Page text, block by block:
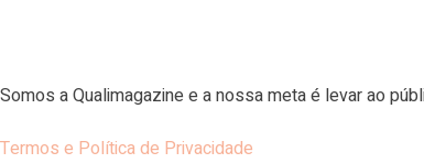
Somos a Qualimagazine e a nossa meta é levar ao
Termos e Política de Privacidade